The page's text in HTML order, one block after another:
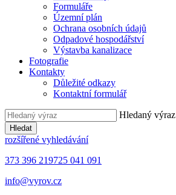
Formuláře
Územní plán
Ochrana osobních údajů
Odpadové hospodářství
Výstavba kanalizace
Fotografie
Kontakty
Důležité odkazy
Kontaktní formulář
Hledaný výraz
Hledat
rozšířené vyhledávání
373 396 219725 041 091
info@vyrov.cz